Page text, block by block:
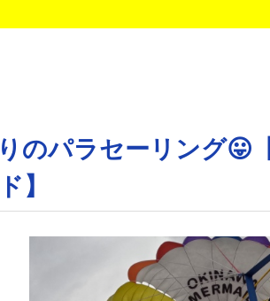
のパラセーリング😛
】